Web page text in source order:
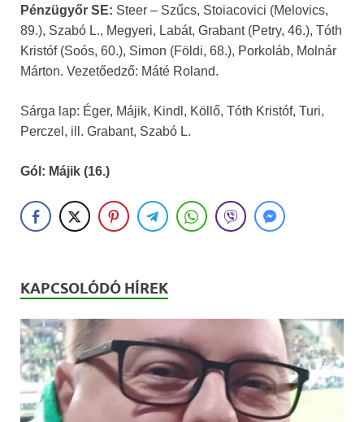
Pénzügyőr SE: Steer – Szűcs, Stoiacovici (Melovics,
89.), Szabó L., Megyeri, Labát, Grabant (Petry, 46.), Tóth
Kristóf (Soós, 60.), Simon (Földi, 68.), Porkoláb, Molnár
Márton. Vezetőedző: Máté Roland.
Sárga lap: Éger, Májik, Kindl, Köllő, Tóth Kristóf, Turi,
Perczel, ill. Grabant, Szabó L.
Gól: Májik (16.)
KAPCSOLÓDÓ HÍREK